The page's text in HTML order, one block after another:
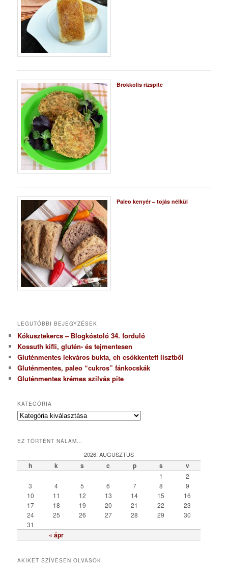
Brokkolis rizspite
Paleo kenyér – tojás nélkül
LEGUTÓBBI BEJEGYZÉSEK
Kókusztekercs – Blogkóstoló 34. forduló
Kossuth kifli, glutén- és tejmentesen
Gluténmentes lekváros bukta, ch csökkentett lisztből
Gluténmentes, paleo “cukros” fánkocskák
Gluténmentes krémes szilvás pite
KATEGÓRIA
K
e
ó
r
EZ TÖRTÉNT NÁLAM…
2026. AUGUSZTUS
h k s c p s v
« ápr
1
2
3
4 5 6 7 8
9
10
11 12 13 14 15
16
17
18 19 20 21 22
23
24
25 26 27 28 29
30
31
AKIKET SZÍVESEN OLVASOK